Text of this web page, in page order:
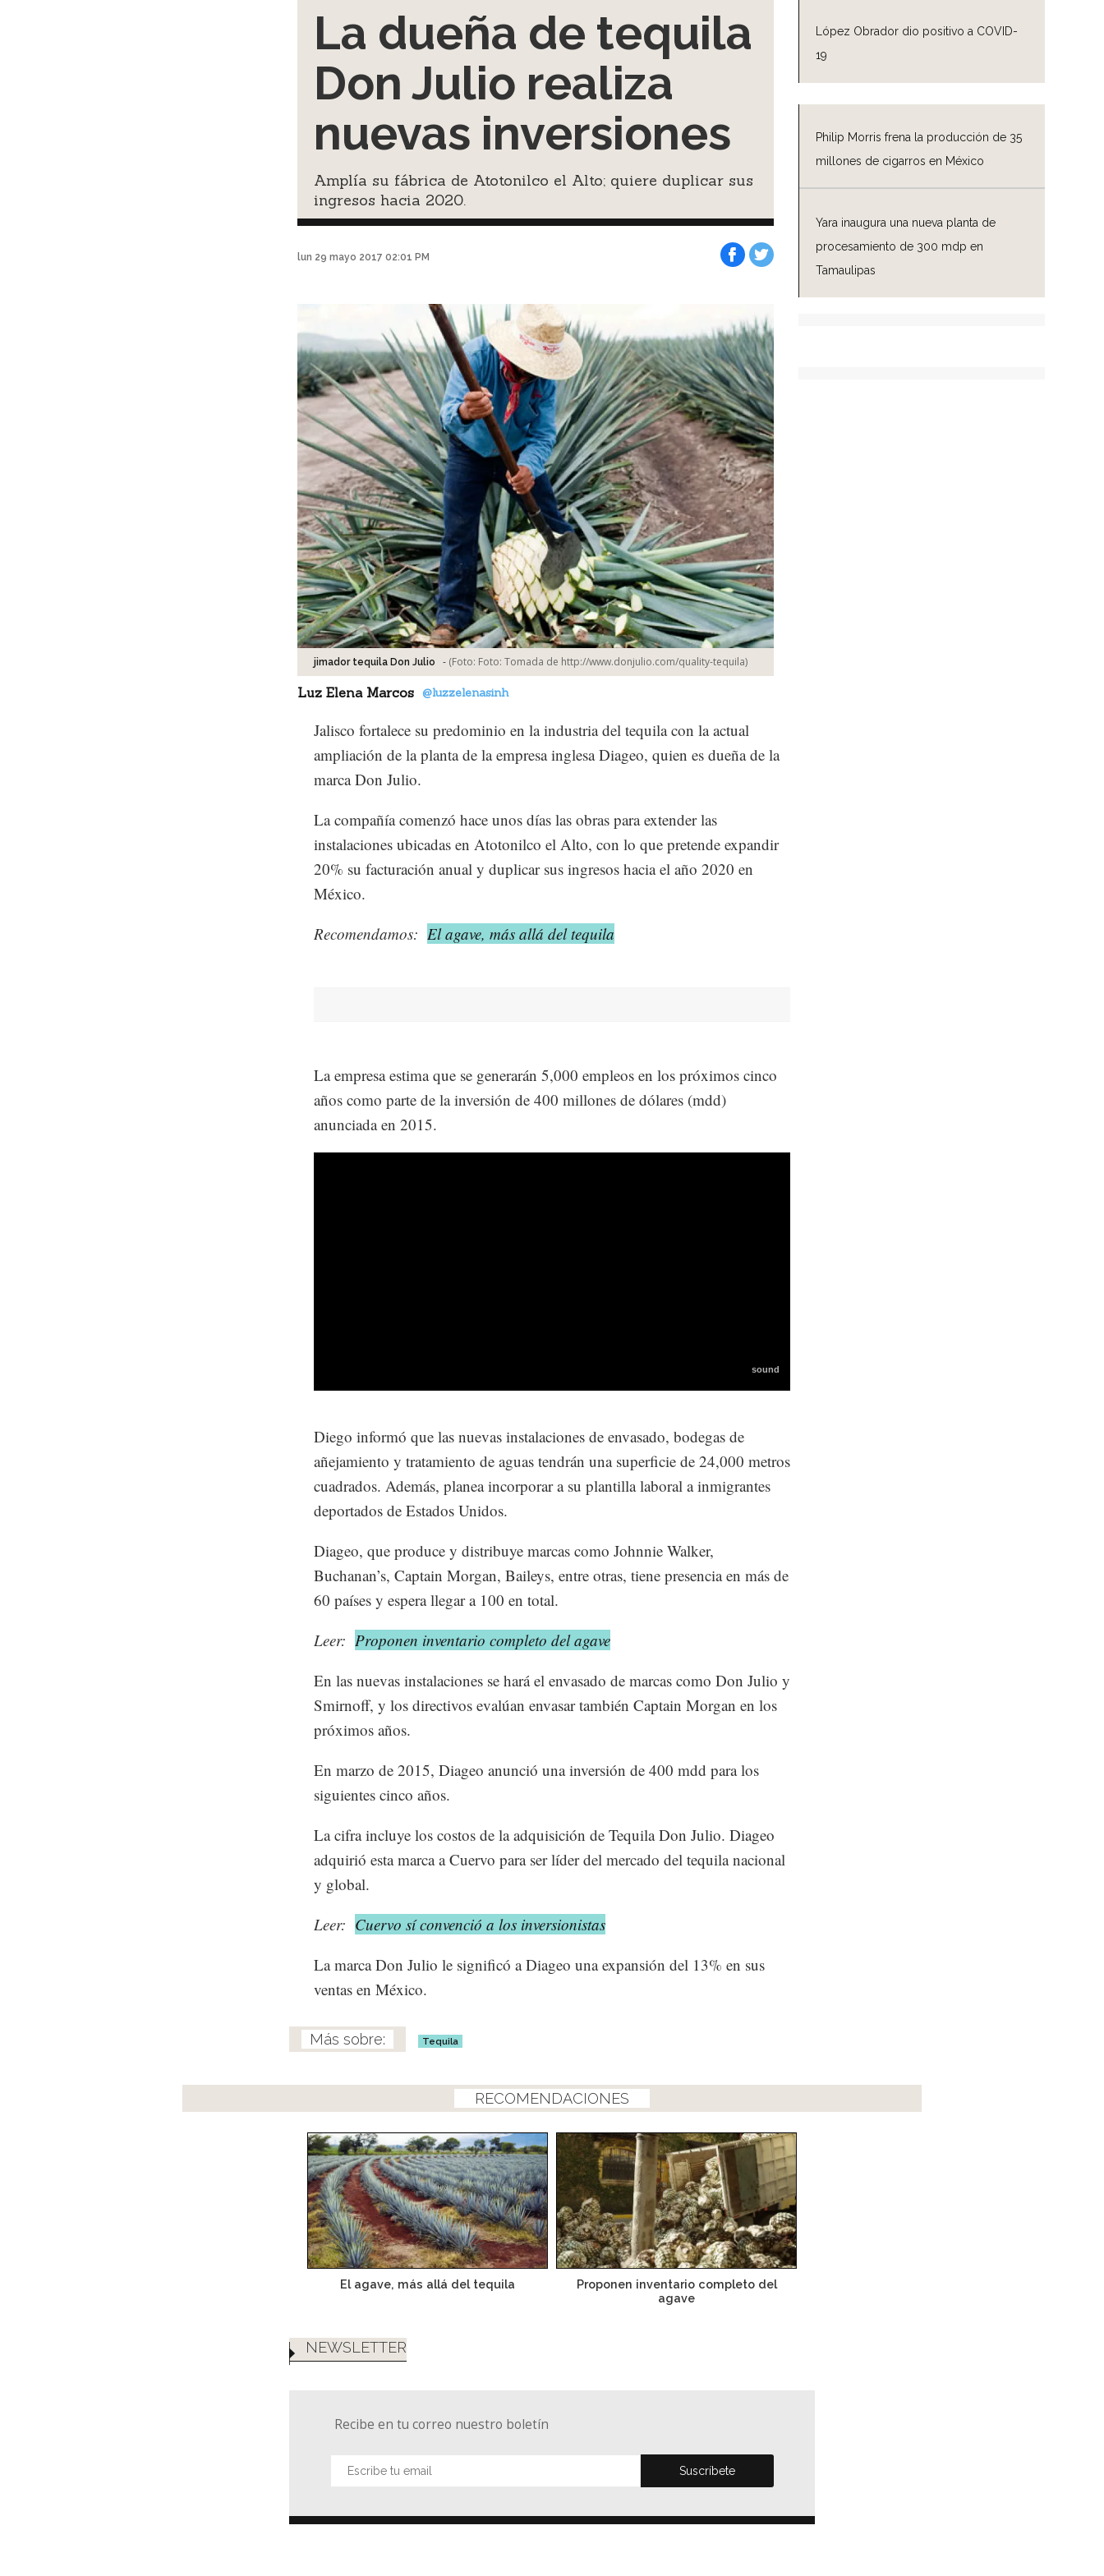
López Obrador dio positivo a COVID-
19
Philip Morris frena la producción de 35
millones de cigarros en México
Yara inaugura una nueva planta de
procesamiento de 300 mdp en
Tamaulipas
La dueña de tequila
Don Julio realiza
nuevas inversiones
Amplía su fábrica de Atotonilco el Alto; quiere duplicar sus
ingresos hacia 2020.
lun 29 mayo 2017 02:01 PM
jimador tequila Don Julio - (Foto: Foto: Tomada de http://www.donjulio.com/quality-tequila)
Luz Elena Marcos @luzzelenasinh
Jalisco fortalece su predominio en la industria del tequila con la actual
ampliación de la planta de la empresa inglesa Diageo, quien es dueña de la
marca Don Julio.
La compañía comenzó hace unos días las obras para extender las
instalaciones ubicadas en Atotonilco el Alto, con lo que pretende expandir
20% su facturación anual y duplicar sus ingresos hacia el año 2020 en
México.
Recomendamos: El agave, más allá del tequila
La empresa estima que se generarán 5,000 empleos en los próximos cinco
años como parte de la inversión de 400 millones de dólares (mdd)
anunciada en 2015.
Diego informó que las nuevas instalaciones de envasado, bodegas de
añejamiento y tratamiento de aguas tendrán una superficie de 24,000 metros
cuadrados. Además, planea incorporar a su plantilla laboral a inmigrantes
deportados de Estados Unidos.
Diageo, que produce y distribuye marcas como Johnnie Walker,
Buchanan’s, Captain Morgan, Baileys, entre otras, tiene presencia en más de
60 países y espera llegar a 100 en total.
Leer: Proponen inventario completo del agave
En las nuevas instalaciones se hará el envasado de marcas como Don Julio y
Smirnoff, y los directivos evalúan envasar también Captain Morgan en los
próximos años.
En marzo de 2015, Diageo anunció una inversión de 400 mdd para los
siguientes cinco años.
La cifra incluye los costos de la adquisición de Tequila Don Julio. Diageo
adquirió esta marca a Cuervo para ser líder del mercado del tequila nacional
y global.
Leer: Cuervo sí convenció a los inversionistas
La marca Don Julio le significó a Diageo una expansión del 13% en sus
ventas en México.
Tequila
RECOMENDACIONES
El agave, más allá del tequila
Proponen inventario completo del
agave
NEWSLETTER
Recibe en tu correo nuestro boletín